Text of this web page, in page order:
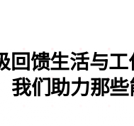
回馈生活与
我们助力那